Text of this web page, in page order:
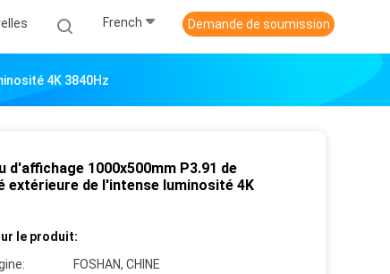
French Demande de soumission
4K 3840Hz
d'affichage 1000x500mm P3.91 de
extérieure de l'intense luminosité 4K
le produit:
FOSHAN, CHINE